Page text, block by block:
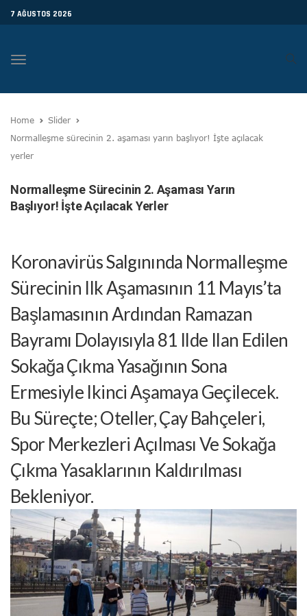
7 AĞUSTOS 2026
Toggle
Home
Slider
Normalleşme sürecinin 2. aşaması yarın başlıyor! İşte açılacak
yerler
Normalleşme Sürecinin 2. Aşaması Yarın
Başlıyor! İşte Açılacak Yerler
Koronavirüs Salgınında Normalleşme
Sürecinin Ilk Aşamasının 11 Mayıs’ta
Başlamasının Ardından Ramazan
Bayramı Dolayısıyla 81 Ilde Ilan Edilen
Sokağa Çıkma Yasağının Sona
Ermesiyle Ikinci Aşamaya Geçilecek.
Bu Süreçte; Oteller, Çay Bahçeleri,
Spor Merkezleri Açılması Ve Sokağa
Çıkma Yasaklarının Kaldırılması
Bekleniyor.